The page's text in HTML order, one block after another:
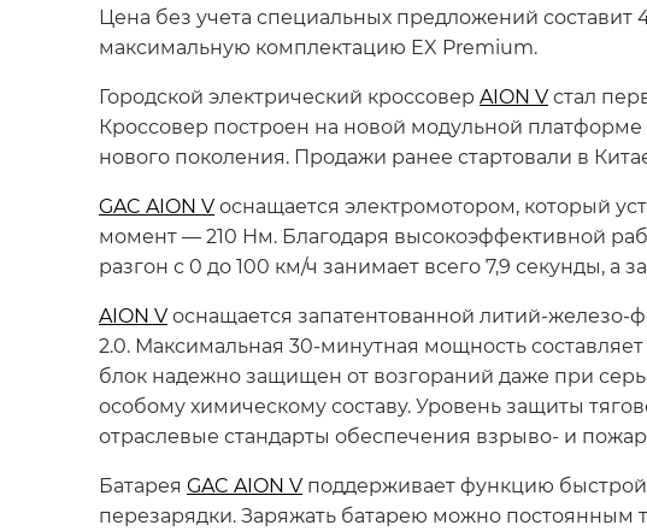
Цена без учета специальных предложений
максимальную комплектацию EX Premium.
Городской электрический кроссовер AION Vстал
Кроссовер построен на новой модульной
нового поколения. Продажи ранее стартовали в
GAC AION Vоснащается электромотором, который
момент — 210 Нм. Благодаря высокоэффективной
разгон с 0 до 100 км/ч занимает всего 7,9 секунды, а
AION Vоснащается запатентованной литий-железо-
2.0. Максимальная 30-минутная мощность
блок надежно защищен от возгораний даже при
особому химическому составу. Уровень защиты
отраслевые стандарты обеспечения взрыво- и
Батарея GAC AION V поддерживает функцию
перезарядки. Заряжать батарею можно